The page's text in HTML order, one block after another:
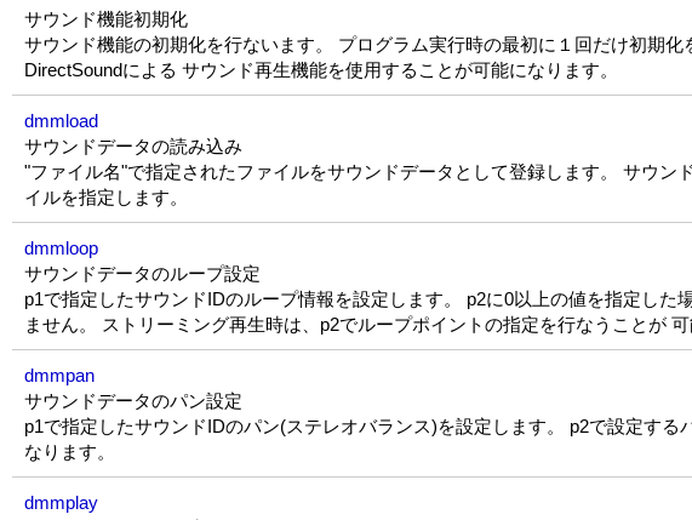
サウンド機能初期化
サウンド機能の初期化を行ないます。 プログラム実行時の最初に１回だけ初期
DirectSoundによる サウンド再生機能を使用することが可能になります。
dmmload
サウンドデータの読み込み
"ファイル名"で指定されたファイルをサウンドデータとして登録します。 サウ
イルを指定します。
dmmloop
サウンドデータのループ設定
p1で指定したサウンドIDのループ情報を設定します。 p2に0以上の値を指定し
ません。 ストリーミング再生時は、p2でループポイントの指定を行なうことが 可
dmmpan
サウンドデータのパン設定
p1で指定したサウンドIDのパン(ステレオバランス)を設定します。 p2で設定す
なります。
dmmplay